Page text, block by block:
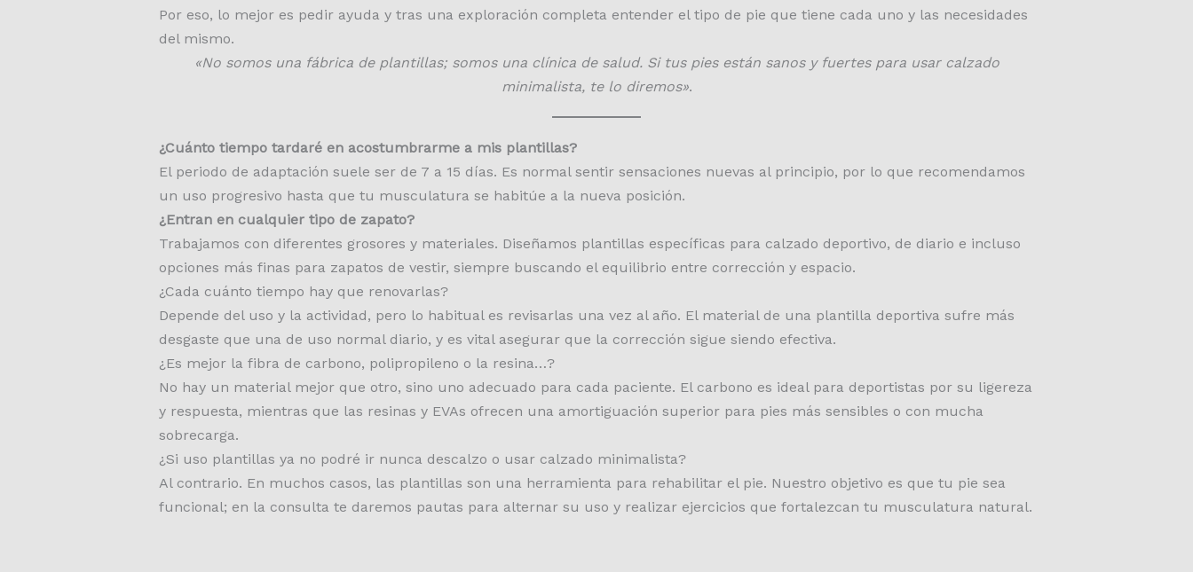
Por eso, lo mejor es pedir ayuda y tras una exploración completa entender el tipo de pie que tiene cada uno y las necesidades
del mismo.
«No somos una fábrica de plantillas; somos una clínica de salud. Si tus pies están sanos y fuertes para usar calzado
minimalista, te lo diremos».
¿Cuánto tiempo tardaré en acostumbrarme a mis plantillas?
El periodo de adaptación suele ser de 7 a 15 días. Es normal sentir sensaciones nuevas al principio, por lo que recomendamos
un uso progresivo hasta que tu musculatura se habitúe a la nueva posición.
¿Entran en cualquier tipo de zapato?
Trabajamos con diferentes grosores y materiales. Diseñamos plantillas específicas para calzado deportivo, de diario e incluso
opciones más finas para zapatos de vestir, siempre buscando el equilibrio entre corrección y espacio.
¿Cada cuánto tiempo hay que renovarlas?
Depende del uso y la actividad, pero lo habitual es revisarlas una vez al año. El material de una plantilla deportiva sufre más
desgaste que una de uso normal diario, y es vital asegurar que la corrección sigue siendo efectiva.
¿Es mejor la fibra de carbono, polipropileno o la resina…?
No hay un material mejor que otro, sino uno adecuado para cada paciente. El carbono es ideal para deportistas por su ligereza
y respuesta, mientras que las resinas y EVAs ofrecen una amortiguación superior para pies más sensibles o con mucha
sobrecarga.
¿Si uso plantillas ya no podré ir nunca descalzo o usar calzado minimalista?
Al contrario. En muchos casos, las plantillas son una herramienta para rehabilitar el pie. Nuestro objetivo es que tu pie sea
funcional; en la consulta te daremos pautas para alternar su uso y realizar ejercicios que fortalezcan tu musculatura natural.